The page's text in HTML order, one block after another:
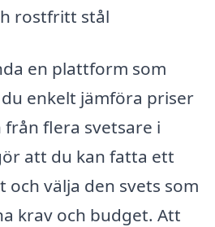
rostfritt stål
en plattform som
enkelt jämföra priser
flera svetsare i
att du kan fatta ett
välja den svets som
krav och budget. Att